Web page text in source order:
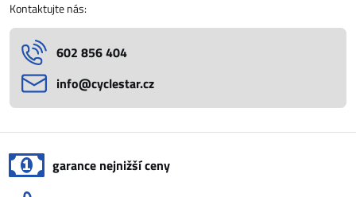
Kontaktujte nás:
602 856 404
info​@cyclestar​.cz
garance nejnižší ceny